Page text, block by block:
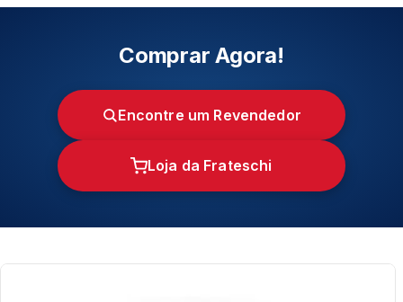
Comprar Agora!
Encontre um Revendedor
Loja da Frateschi